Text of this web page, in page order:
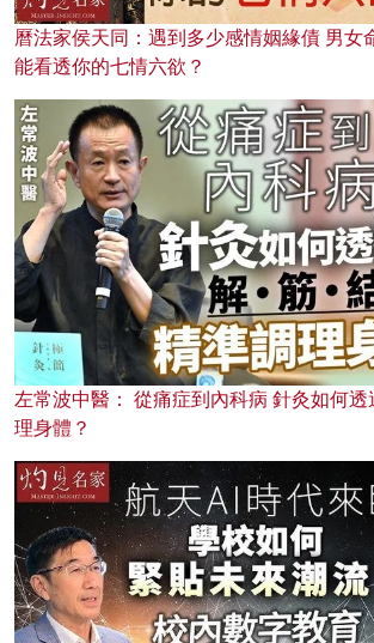
曆法家侯天同：遇到多少感情姻緣債 男女
能看透你的七情六欲？
左常波中醫： 從痛症到內科病 針灸如何
理身體？